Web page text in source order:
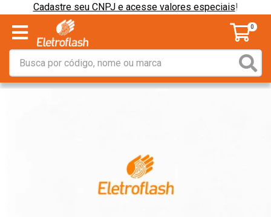
Cadastre seu CNPJ e acesse valores especiais!
0